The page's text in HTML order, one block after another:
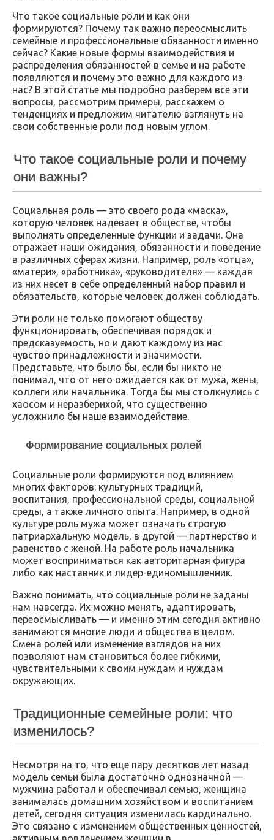
Что такое социальные роли и как они
формируются? Почему так важно переосмыслить
семейные и профессиональные обязанности именно
сейчас? Какие новые формы взаимодействия и
распределения обязанностей в семье и на работе
появляются и почему это важно для каждого из
нас? В этой статье мы подробно разберем все эти
вопросы, рассмотрим примеры, расскажем о
тенденциях и предложим читателю взглянуть на
свои собственные роли под новым углом.
Что такое социальные роли и почему
они важны?
Социальная роль — это своего рода «маска»,
которую человек надевает в обществе, чтобы
выполнять определенные функции и задачи. Она
отражает наши ожидания, обязанности и поведение
в различных сферах жизни. Например, роль «отца»,
«матери», «работника», «руководителя» — каждая
из них несет в себе определенный набор правил и
обязательств, которые человек должен соблюдать.
Эти роли не только помогают обществу
функционировать, обеспечивая порядок и
предсказуемость, но и дают каждому из нас
чувство принадлежности и значимости.
Представьте, что было бы, если бы никто не
понимал, что от него ожидается как от мужа, жены,
коллеги или начальника. Тогда бы мы столкнулись с
хаосом и неразберихой, что существенно
усложнило бы наше взаимодействие.
Формирование социальных ролей
Социальные роли формируются под влиянием
многих факторов: культурных традиций,
воспитания, профессиональной среды, социальной
среды, а также личного опыта. Например, в одной
культуре роль мужа может означать строгую
патриархальную модель, в другой — партнерство и
равенство с женой. На работе роль начальника
может восприниматься как авторитарная фигура
либо как наставник и лидер-единомышленник.
Важно понимать, что социальные роли не заданы
нам навсегда. Их можно менять, адаптировать,
переосмысливать — и именно этим сегодня активно
занимаются многие люди и общества в целом.
Смена ролей или изменение взглядов на них
позволяют нам становиться более гибкими,
чувствительными к своим нуждам и нуждам
окружающих.
Традиционные семейные роли: что
изменилось?
Несмотря на то, что еще пару десятков лет назад
модель семьи была достаточно однозначной —
мужчина работал и обеспечивал семью, женщина
занималась домашним хозяйством и воспитанием
детей, сегодня ситуация изменилась кардинально.
Это связано с изменением общественных ценностей,